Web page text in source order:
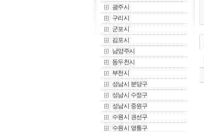
광주시
구리시
군포시
김포시
남양주시
동두천시
부천시
성남시 분당구
성남시 수정구
성남시 중원구
수원시 권선구
수원시 영통구